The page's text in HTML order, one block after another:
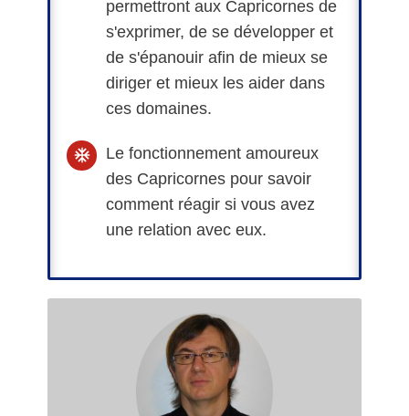
permettront aux Capricornes de
s'exprimer, de se développer et
de s'épanouir afin de mieux se
diriger et mieux les aider dans
ces domaines.
Le fonctionnement amoureux
des Capricornes pour savoir
comment réagir si vous avez
une relation avec eux.